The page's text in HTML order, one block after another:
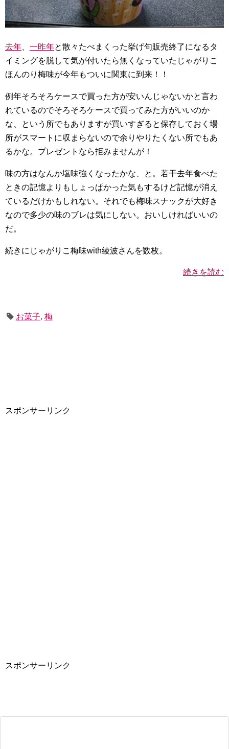
去年 一昨年と散々たべまくった挙げ句販売終了になるタ
イミングを脱して気が付いたら無くなっていたじゃがりこ
ほんのり梅味が今年もついに関東に到来！！
例年そろそろケースで買った方が安いんじゃないかと言わ
れているのでそろそろケースで買ってみた方がいいのか
な、という所でもありますが買いすぎると保存しておく場
所がスマートに収まらないので余りやりたくない所でもあ
るかな。プレゼントなら拒みませんが！
味の方はなんか塩味強くなったかな、と。若干去年食べた
ときの記憶よりもしょっぱかった気もするけど記憶が消え
ているだけかもしれない。それでも梅味スナックが大好き
なので多少の味のブレは気にしない。おいしければいいの
だ。
続きにじゃがりこ梅味with綾波さんを数枚。
続きを読む
お菓子, 梅
スポンサーリンク
スポンサーリンク